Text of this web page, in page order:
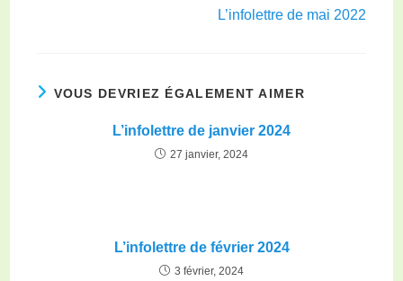
L’infolettre de mai 2022
VOUS DEVRIEZ ÉGALEMENT AIMER
L’infolettre de janvier 2024
27 janvier, 2024
L’infolettre de février 2024
3 février, 2024